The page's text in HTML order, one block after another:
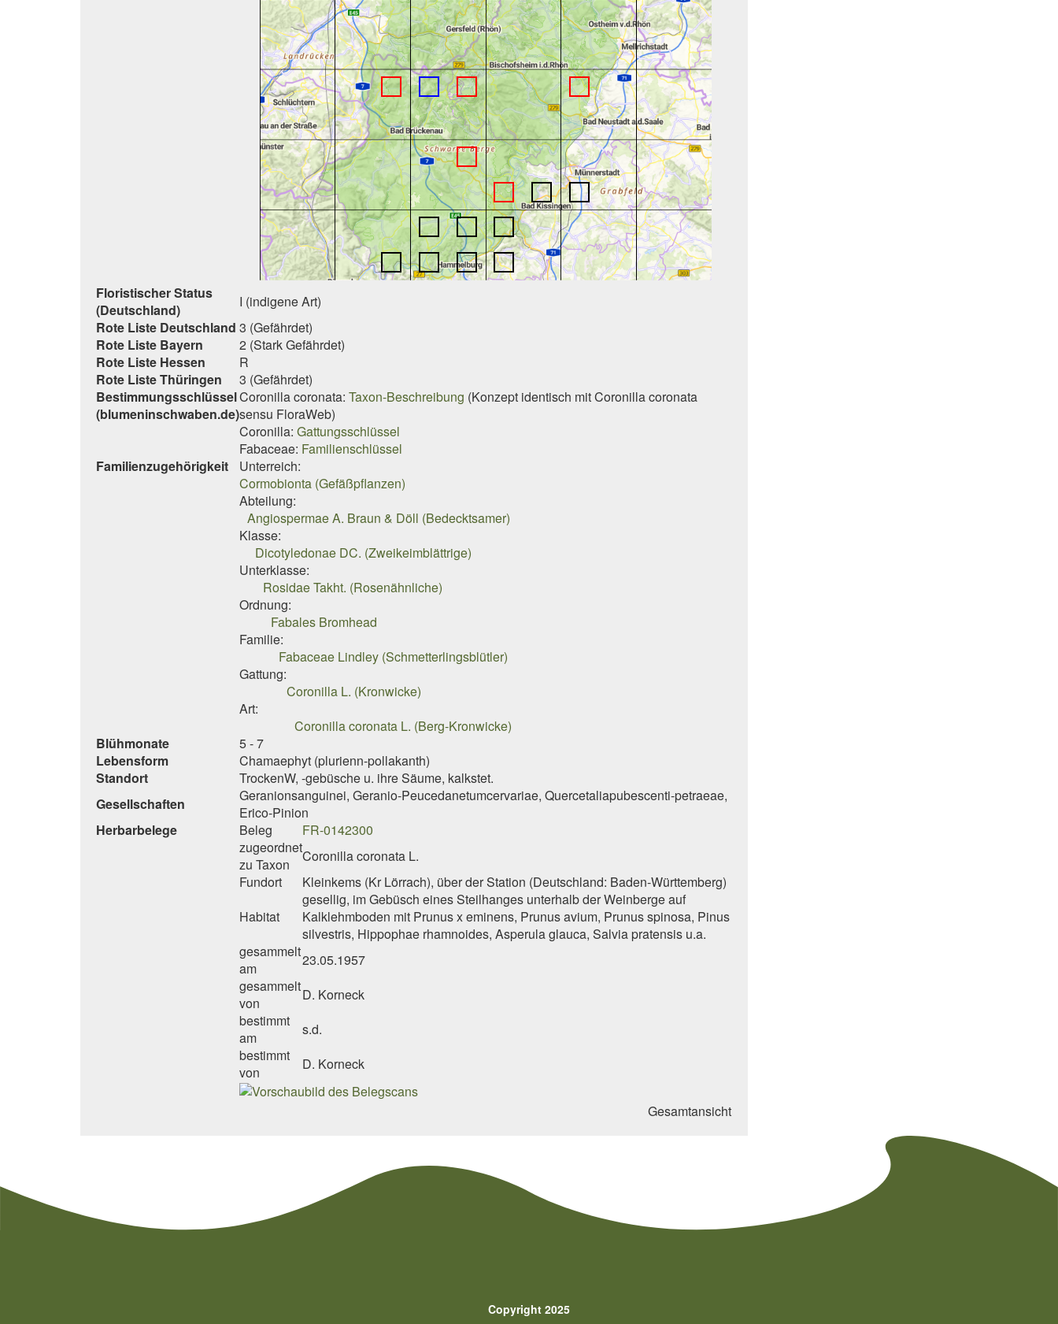
Floristischer Status
(Deutschland)
I (indigene Art)
Rote Liste Deutschland 3 (Gefährdet)
Rote Liste Bayern
2 (Stark Gefährdet)
Rote Liste Hessen
R
Rote Liste Thüringen
3 (Gefährdet)
Bestimmungsschlüssel
(blumeninschwaben.de)
Coronilla coronata: Taxon-Beschreibung (Konzept identisch mitCoronilla coronata
sensu FloraWeb)
Coronilla: Gattungsschlüssel
Fabaceae: Familienschlüssel
Familienzugehörigkeit
Unterreich:
Cormobionta (Gefäßpflanzen)
Abteilung:
Angiospermae A. Braun & Döll (Bedecktsamer)
Klasse:
Dicotyledonae DC. (Zweikeimblättrige)
Unterklasse:
Rosidae Takht. (Rosenähnliche)
Ordnung:
Fabales Bromhead
Familie:
Fabaceae Lindley (Schmetterlingsblütler)
Gattung:
Coronilla L. (Kronwicke)
Art:
Coronilla coronata L. (Berg-Kronwicke)
Blühmonate
5 - 7
Lebensform
Chamaephyt (plurienn-pollakanth)
Standort
TrockenW, -gebüsche u. ihre Säume, kalkstet.
Gesellschaften
Geranionsanguinei, Geranio-Peucedanetumcervariae, Quercetaliapubescenti-petraeae,
Erico-Pinion
Herbarbelege
Beleg
FR-0142300
zugeordnet
zu Taxon
Coronilla coronata L.
Fundort
Kleinkems (Kr Lörrach), über der Station (Deutschland: Baden-Württemberg)
Habitat
gesellig, im Gebüsch eines Steilhanges unterhalb der Weinberge auf
Kalklehmboden mit Prunus x eminens, Prunus avium, Prunus spinosa, Pinus
silvestris, Hippophae rhamnoides, Asperula glauca, Salvia pratensis u.a.
gesammelt
am
23.05.1957
gesammelt
von
D. Korneck
bestimmt
am
s.d.
bestimmt
von
D. Korneck
Gesamtansicht
Copyright 2025